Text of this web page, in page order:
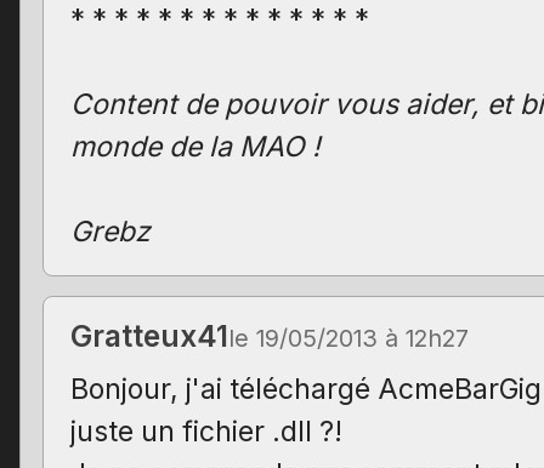
* * * * * * * * * * * * * *
Content de pouvoir vous aider, et
monde de la MAO !
Grebz
Gratteux41le 19/05/2013 à 12h27
Bonjour, j'ai téléchargé
juste un fichier .dll ?!